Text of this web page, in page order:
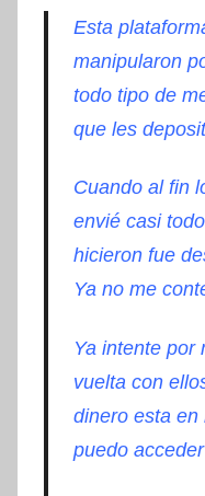
Esta
manipularon
todo tipo de
que les
Cuando al fin
envié casi
hicieron fue
Ya no me
Ya intente por
vuelta con
dinero esta en
puedo